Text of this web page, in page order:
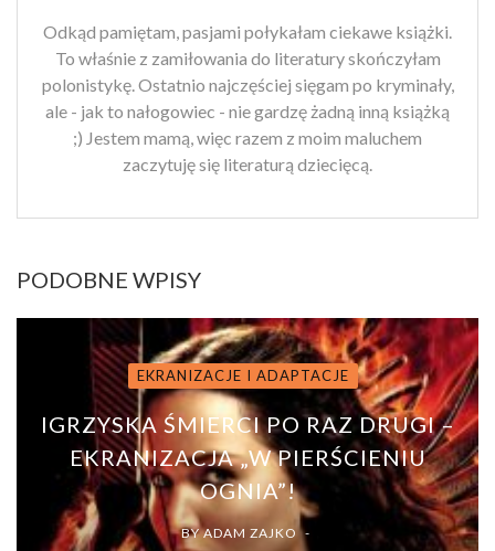
Odkąd pamiętam, pasjami połykałam ciekawe książki.
To właśnie z zamiłowania do literatury skończyłam
polonistykę. Ostatnio najczęściej sięgam po kryminały,
ale - jak to nałogowiec - nie gardzę żadną inną książką
;) Jestem mamą, więc razem z moim maluchem
zaczytuję się literaturą dziecięcą.
PODOBNE WPISY
EKRANIZACJE I ADAPTACJE
IGRZYSKA ŚMIERCI PO RAZ DRUGI –
EKRANIZACJA „W PIERŚCIENIU
OGNIA”!
BYADAM ZAJKO